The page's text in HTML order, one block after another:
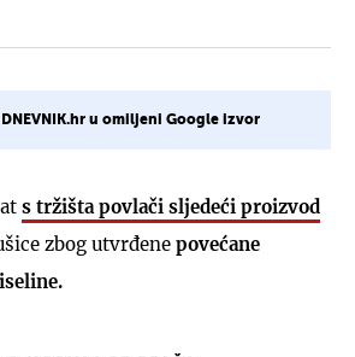
DNEVNIK.hr u omiljeni Google izvor
s tržišta povlači sljedeći proizvod
zbog utvrđene povećane